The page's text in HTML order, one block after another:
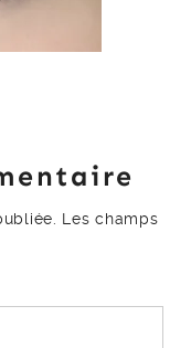
Les champs